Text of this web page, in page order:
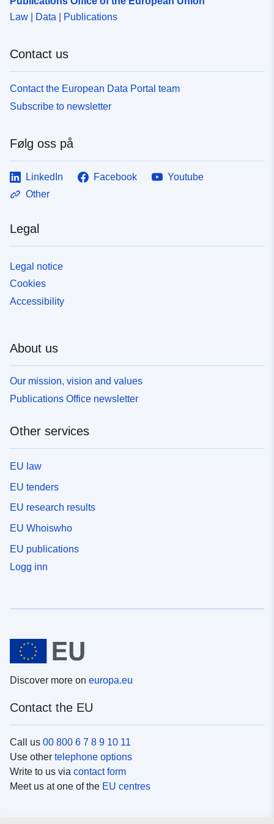
Law | Data | Publications
Contact us
Contact the European Data Portal team
Subscribe to newsletter
Følg oss på
LinkedIn Facebook
Youtube
Other
Legal
Legal notice
Cookies
Accessibility
About us
Our mission, vision and values
Publications Office newsletter
Other services
EU law
EU tenders
EU research results
EU Whoiswho
EU publications
Logg inn
Discover more on europa.eu
Contact the EU
Call us 00 800 6 7 8 9 10 11
Use other telephone options
Write to us via contact form
Meet us at one of the EU centres